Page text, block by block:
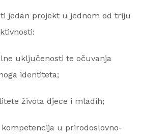
jedan projekt u jednom od triju
uključenosti te očuvanja
identiteta;
života djece i mladih;
kompetencija u prirodoslovno-